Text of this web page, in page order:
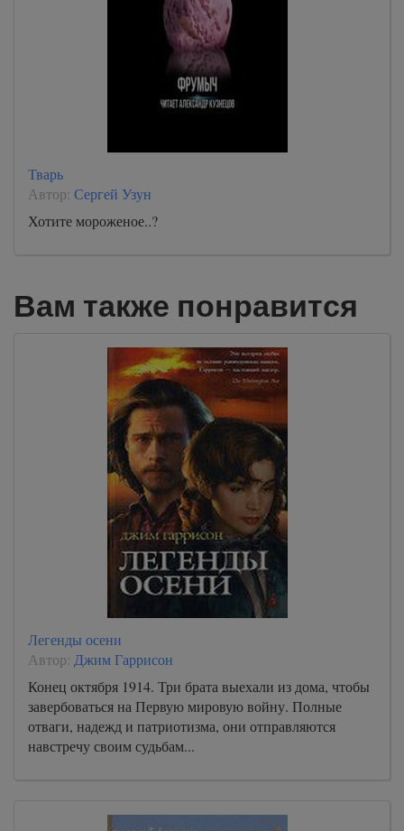
Тварь
Автор: Сергей Узун
Хотите мороженое..?
Вам также понравится
Легенды осени
Автор: Джим Гаррисон
Конец октября 1914. Три брата выехали из дома, чтобы
завербоваться на Первую мировую войну. Полные
отваги, надежд и патриотизма, они отправляются
навстречу своим судьбам...